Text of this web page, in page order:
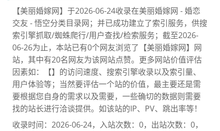
【美丽婚嫁网】于2026-06-24收录在美丽婚嫁网 - 婚恋
交友 - 悟空分类目录网；并已成功建立了索引服务，供搜
索引擎抓取/蜘蛛爬行/用户查找/检索服务；截至2026-
06-26为止，本站已有0个网友浏览了【美丽婚嫁网】网
站，其中有20名网友为该网站点赞。更多网站价值评估
因素如：【】的访问速度、搜索引擎收录以及索引量、
用户体验等；当然要评估一个站的价值，最主要还是需
要根据您自身的需求以及需要，一些确切的数据则需要
找的站长进行洽谈提供。如该站的IP、PV、跳出率等！
收录时间：2026-06-24，入站次数：0，出站次数：0，